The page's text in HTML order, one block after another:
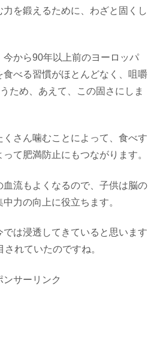
を鍛えるために、わざと固くし
から90年以上前のヨーロッパ
べる習慣がほとんどなく、咀嚼
ため、あえて、この固さにしま
さん噛むことによって、食べす
て肥満防止にもつながります。
血流もよくなるので、子供は脳の
力の向上に役立ちます。
は浸透してきていると思います
れていたのですね。
ンサーリンク